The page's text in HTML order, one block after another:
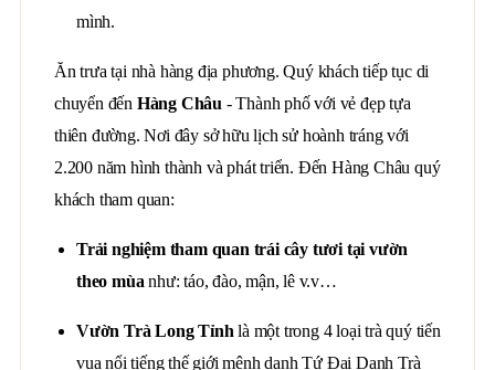
mình.
Ăn trưa tại nhà hàng địa phương. Quý khách tiếp tục di
chuyển đến Hàng Châu - Thành phố với vẻ đẹp tựa
thiên đường. Nơi đây sở hữu lịch sử hoành tráng với
2.200 năm hình thành và phát triển. Đến Hàng Châu quý
khách tham quan:
Trải nghiệm tham quan trái cây tươi tại vườn
theo mùa như: táo, đào, mận, lê v.v…
Vườn Trà Long Tỉnhlà một trong 4 loại trà quý tiến
vua nổi tiếng thế giới mệnh danh Tứ Đại Danh Trà